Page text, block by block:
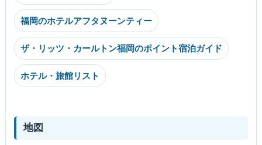
福岡のホテルアフタヌーンティー
ザ・リッツ・カールトン福岡のポイント宿泊ガイド
ホテル・旅館リスト
地図